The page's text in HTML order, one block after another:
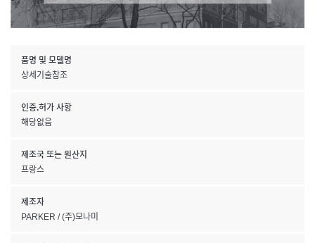
품명 및 모델명
상세기술참조
인증.허가 사항
해당없음
제조국 또는 원산지
프랑스
제조자
PARKER / (주)모나미